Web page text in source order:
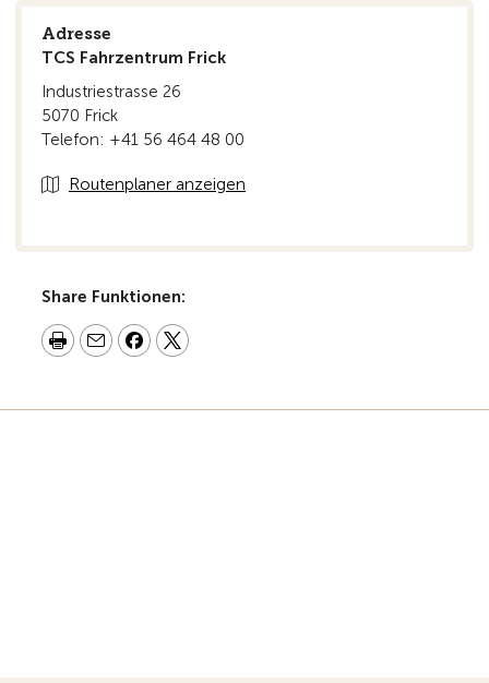
Adresse
TCS Fahrzentrum Frick
Industriestrasse 26
5070 Frick
Telefon: +41 56 464 48 00
Routenplaner anzeigen
Share Funktionen: